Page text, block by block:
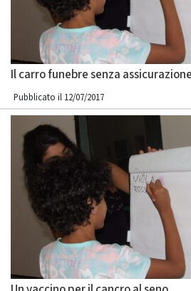
Il carro funebre senza assicurazione
Pubblicato il 12/07/2017